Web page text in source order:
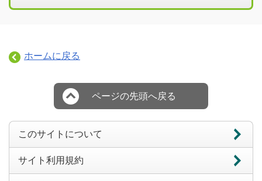
ホームに戻る
ページの先頭へ戻る
このサイトについて
サイト利用規約